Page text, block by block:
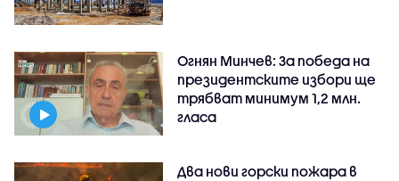
Огнян Минчев: За победа на
президентските избори ще
трябват минимум 1,2 млн.
гласа
Два нови горски пожара в